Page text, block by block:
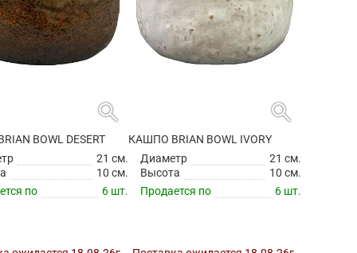
search
BOWL DESERT
21 см.
10 см.
по
6 шт.
search
КАШПО BRIAN BOWL IVORY
Диаметр
21 см.
Высота
10 см.
Продается по
6 шт.